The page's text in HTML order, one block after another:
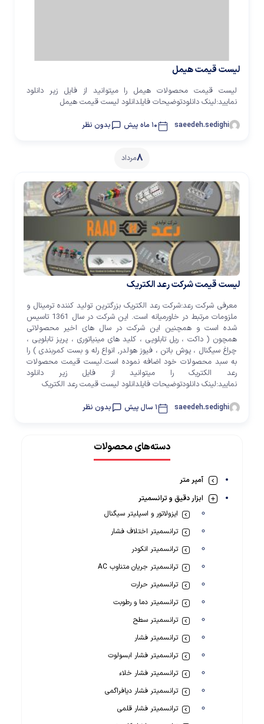
لیست قیمت هیمل
لیست قیمت محصولات هیمل را میتوانید از فایل زیر دانلود
نمایید:لینک دانلودتوضیحات فایلدانلود لیست قیمت هیمل
saeedeh.sedighi 10 ماه پیش بدون نظر
8مرداد
لیست قیمت شرکت رعد الکتریک
معرفی شرکت رعد:شرکت رعد الکتریک بزرگترین تولید کننده ترمینال و
ملزومات مرتبط در خاورمیانه است. این شرکت در سال 1361 تاسیس
شده است و همچنین این شرکت در سال های اخیر محصولاتی
همچون ( داکت ، ریل تابلویی ، کلید های مینیاتوری ، پریز تابلویی ،
چراغ سیگنال ، پوش باتن ، فیوز هولدر, انواع رله و بست کمربندی ) را
به سبد محصولات خود اضافه نموده است.لیست قیمت محصولات
رعد الکتریک را میتوانید از فایل زیر دانلود
نمایید:لینک دانلودتوضیحات فایلدانلود لیست قیمت رعد الکتریک
saeedeh.sedighi 1 سال پیش بدون نظر
دسته‌های محصولات
آمپر متر
ابزار دقیق و ترانسمیتر
ایزولاتور و اسپلیتر سیگنال
ترانسمیتر اختلاف فشار
ترانسمیتر انکودر
ترانسمیتر جریان متناوب AC
ترانسمیتر حرارت
ترانسمیتر دما و رطوبت
ترانسمیتر سطح
ترانسمیتر فشار
ترانسمیتر فشار ابسولوت
ترانسمیتر فشار خلاء
ترانسمیتر فشار دیافراگمی
ترانسمیتر فشار قلمی